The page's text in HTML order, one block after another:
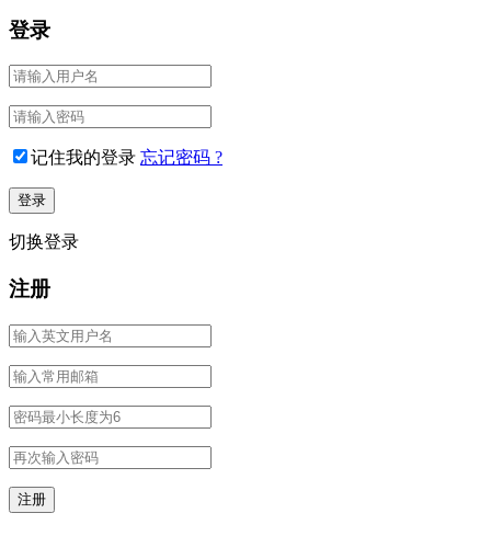
登录
记住我的登录 忘记密码 ?
切换登录
注册